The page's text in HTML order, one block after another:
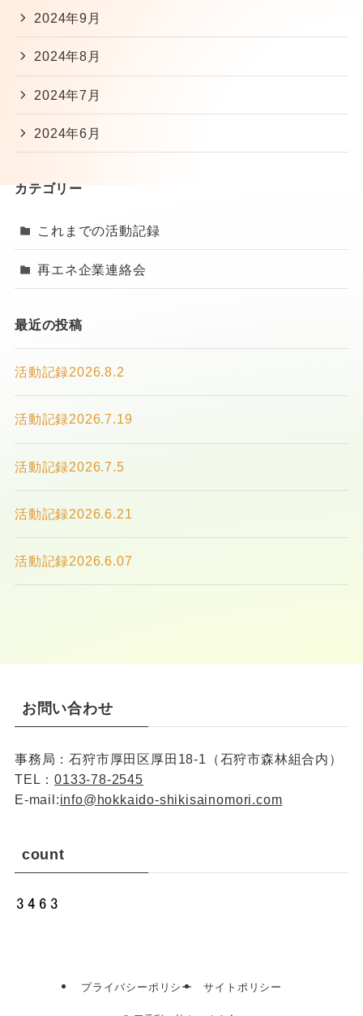
2024年9月
2024年8月
2024年7月
2024年6月
カテゴリー
これまでの活動記録
再エネ企業連絡会
最近の投稿
活動記録2026.8.2
活動記録2026.7.19
活動記録2026.7.5
活動記録2026.6.21
活動記録2026.6.07
お問い合わせ
事務局：石狩市厚田区厚田18-1（石狩市森林組合内）
TEL：0133-78-2545
E-mail:info@hokkaido-shikisainomori.com
count
プライバシーポリシー サイトポリシー